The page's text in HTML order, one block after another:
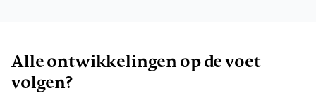
Alle ontwikkelingen op de voet
volgen?